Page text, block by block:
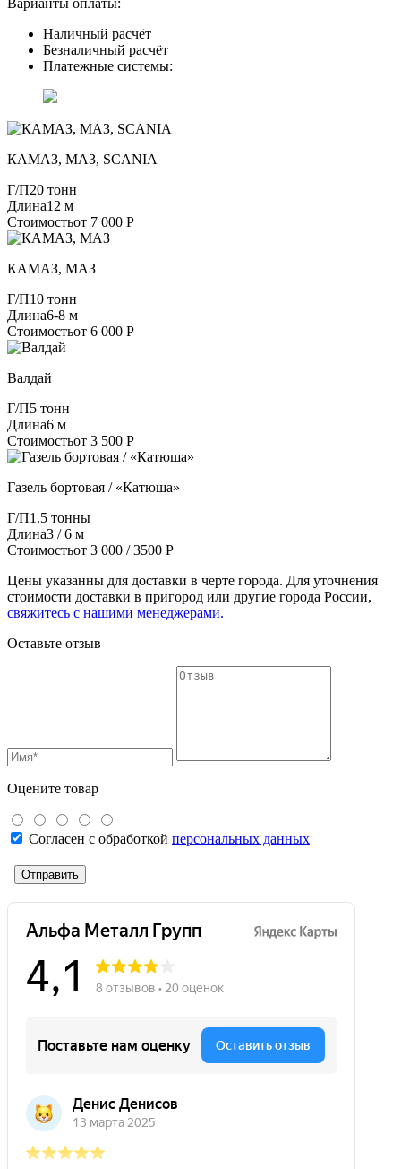
Наличный расчёт
Безналичный расчёт
Платежные системы:
КАМАЗ, МАЗ, SCANIA
Г/П20 тонн
Длина12 м
Стоимостьот 7 000 Р
КАМАЗ, МАЗ
Г/П10 тонн
Длина6-8 м
Стоимостьот 6 000 Р
Валдай
Г/П5 тонн
Длина6 м
Стоимостьот 3 500 Р
Газель бортовая / «Катюша»
Г/П1.5 тонны
Длина3 / 6 м
Стоимостьот 3 000 / 3500 Р
Цены указанны для доставки в черте города. Для уточнения
стоимости доставки в пригород или другие города России,
свяжитесь с нашими менеджерами.
Оставьте отзыв
Оцените товар
Согласен с обработкой персональных данных
Отправить